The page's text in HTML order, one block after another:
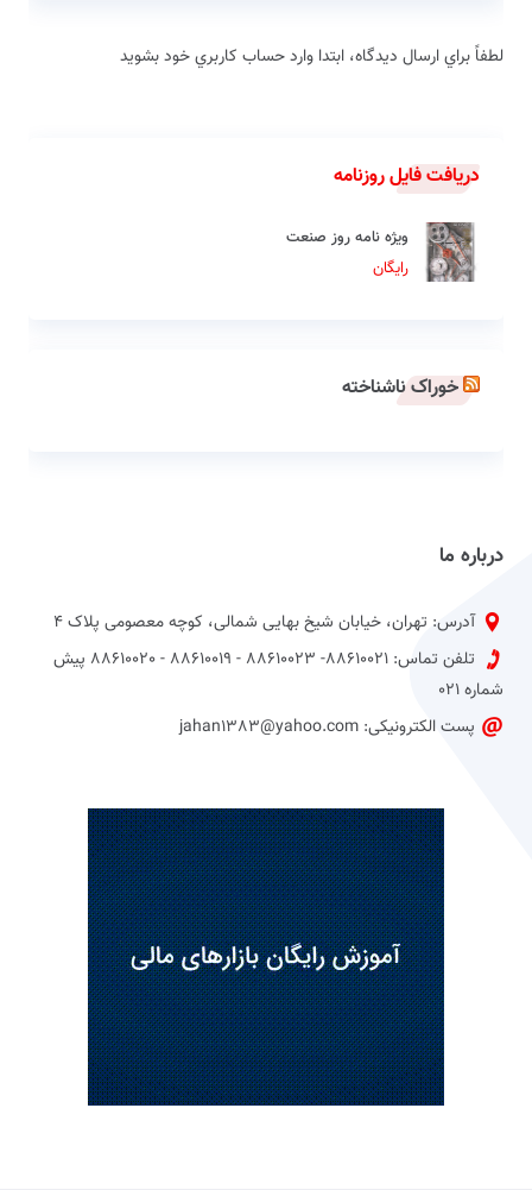
لطفاً براي ارسال دیدگاه، ابتدا وارد حساب كاربري خود بشويد
دریافت فایل روزنامه
ویژه نامه روز صنعت
رایگان
خوراک ناشناخته
درباره ما
آدرس: تهران، خیابان شیخ بهایی شمالی، کوچه معصومی پلاک 4
تلفن تماس: 88610021- 88610023 - 88610019 - 88610020 پیش
شماره 021
پست الکترونیکی: jahan1383@yahoo.com